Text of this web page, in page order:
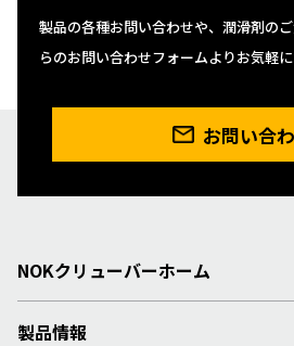
製品の各種お問い合わせや、潤滑剤の
らのお問い合わせフォームよりお気軽に
お問い合
NOKクリューバーホーム
製品情報